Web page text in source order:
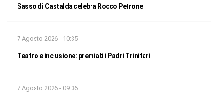
Sasso di Castalda celebra Rocco Petrone
7 Agosto 2026 - 10:35
Teatro e inclusione: premiati i Padri Trinitari
7 Agosto 2026 - 09:36